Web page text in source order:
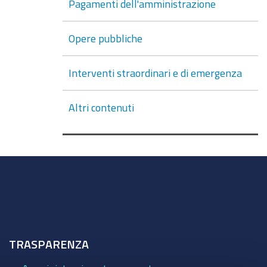
Pagamenti dell'amministrazione
Opere pubbliche
Interventi straordinari e di emergenza
Altri contenuti
TRASPARENZA